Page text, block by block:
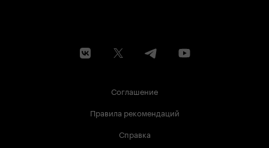
Соглашение
Правила рекомендаций
Справка